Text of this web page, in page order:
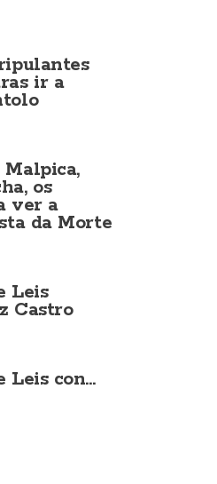
ir a
Malpica,
os
ver a
da Morte
Leis
Castro
con...